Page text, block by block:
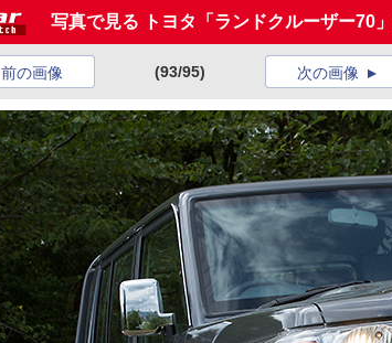
写真で見る トヨタ「ランドクルーザー70」
前の画像 (93/95) 次の画像